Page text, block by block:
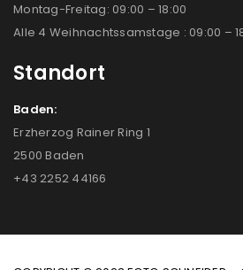
Montag-Freitag: 09:00 – 18:00
Alle 4 Weihnachtssamstage : 09:00 –
Standort
Baden:
Erzherzog Rainer Ring 1
2500 Baden
+43 2252 44166